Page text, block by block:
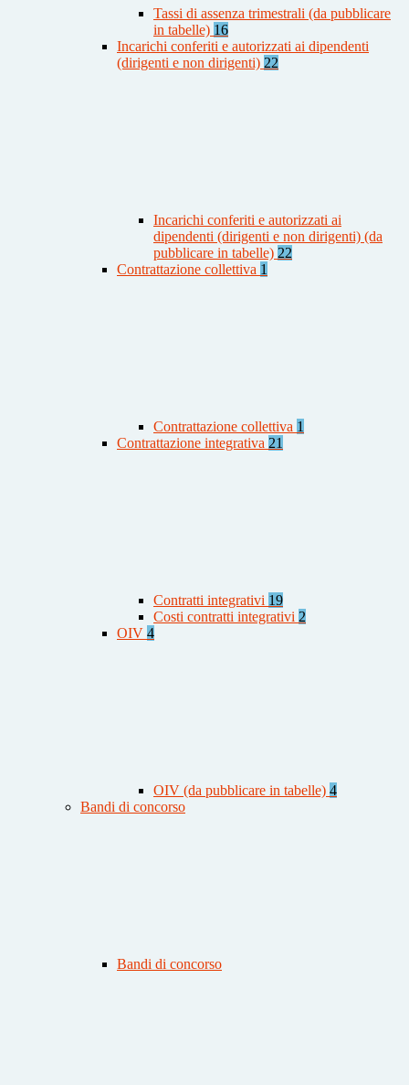
Tassi di assenza trimestrali (da pubblicare
in tabelle) 16
Incarichi conferiti e autorizzati ai dipendenti
(dirigenti e non dirigenti) 22
Incarichi conferiti e autorizzati ai
dipendenti (dirigenti e non dirigenti) (da
pubblicare in tabelle) 22
Contrattazione collettiva 1
Contrattazione collettiva 1
Contrattazione integrativa 21
Contratti integrativi 19
Costi contratti integrativi 2
OIV 4
OIV (da pubblicare in tabelle) 4
Bandi di concorso
Bandi di concorso